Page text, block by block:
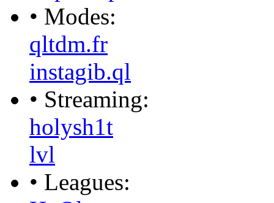
• Modes:
qltdm.fr
instagib.ql
• Streaming:
holysh1t
lvl
• Leagues: